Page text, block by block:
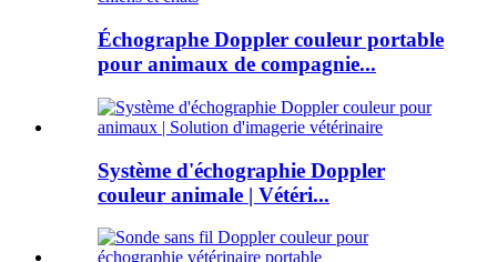
Échographe Doppler couleur portable
pour animaux de compagnie...
Système d'échographie Doppler
couleur animale | Vétéri...